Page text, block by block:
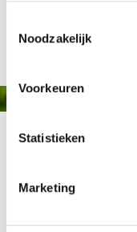
Noodzakelijk
Voorkeuren
Statistieken
Marketing